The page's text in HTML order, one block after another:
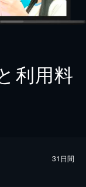
利用料
31日間